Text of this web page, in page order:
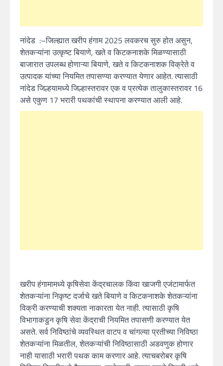
नांदेड :–जिल्ह्यात खरीप हंगाम 2025 लवकरच सुरु होत असुन,
शेतकऱ्यांना उत्कृष्ट बियाणे, खते व किटकनाशके मिळण्यासाठी
बाजारात उपलब्ध होणाऱ्या बियाणे, खते व किटकनाशक विक्रेते व
उत्पादक यांच्या नियमित तपासण्या करण्यात येणार आहेत. त्यासाठी
नांदेड जिल्हयामध्ये जिल्हास्तरावर एक व प्रत्येक तालुकास्तरावर 16
असे एकुण 17 भरारी पथकांची स्थापना करण्यात आली आहे.
खरीप हंगामामध्ये कृषिसेवा केंद्रचालक किंवा खाजगी एजंटामार्फत
शेतकऱ्यांना निकृष्ट दर्जाचे खते बियाणे व किटकनाशके शेतकऱ्यांना
विक्री करण्याची शक्यता नाकारता येत नाही. त्यासाठी कृषि
विभागाकडुन कृषि सेवा केंद्राची नियमित तपासणी करण्यात येत
असते. सर्व निविष्ठांचे व्यवस्थित वाटप व चांगल्या प्रतीच्या निविष्ठा
शेतकऱ्यांना मिळतील, शेतकऱ्यांची निविष्ठासाठी अडवणुक होणार
नाही यासाठी भरारी पथक काम करणार आहे. त्याचबरोबर कृषि